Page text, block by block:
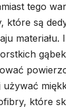
tego
które są
materiału.
używać
które